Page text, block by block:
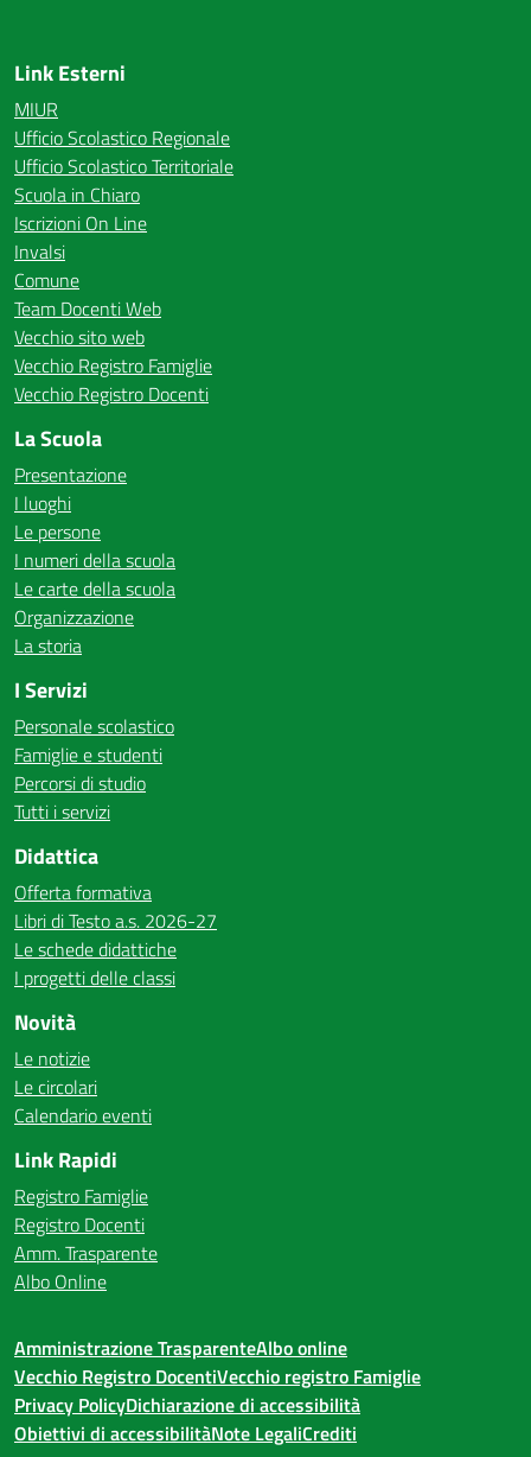
Link Esterni
MIUR
Ufficio Scolastico Regionale
Ufficio Scolastico Territoriale
Scuola in Chiaro
Iscrizioni On Line
Invalsi
Comune
Team Docenti Web
Vecchio sito web
Vecchio Registro Famiglie
Vecchio Registro Docenti
La Scuola
Presentazione
I luoghi
Le persone
I numeri della scuola
Le carte della scuola
Organizzazione
La storia
I Servizi
Personale scolastico
Famiglie e studenti
Percorsi di studio
Tutti i servizi
Didattica
Offerta formativa
Libri di Testo a.s. 2026-27
Le schede didattiche
I progetti delle classi
Novità
Le notizie
Le circolari
Calendario eventi
Link Rapidi
Registro Famiglie
Registro Docenti
Amm. Trasparente
Albo Online
Amministrazione TrasparenteAlbo online
Vecchio Registro DocentiVecchio registro Famiglie
Privacy PolicyDichiarazione di accessibilità
Obiettivi di accessibilitàNote LegaliCrediti